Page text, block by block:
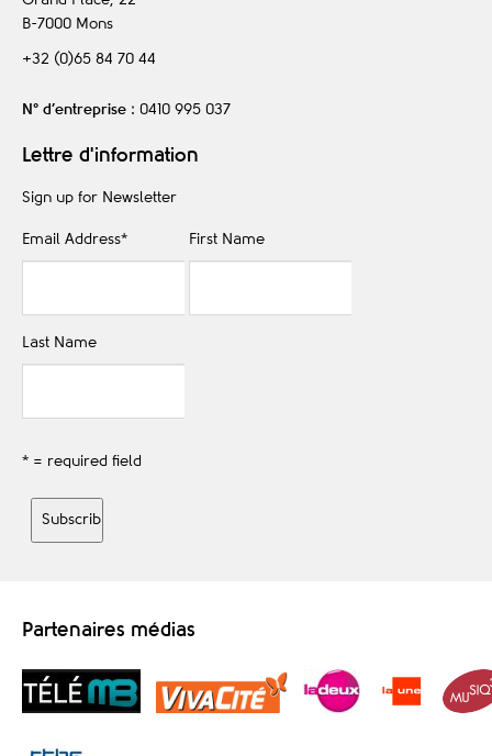
B-7000 Mons
+32 (0)65 84 70 44
N° d’entreprise : 0410 995 037
Lettre d'information
Sign up for Newsletter
Email Address* First Name
Last Name
* = required field
Partenaires médias